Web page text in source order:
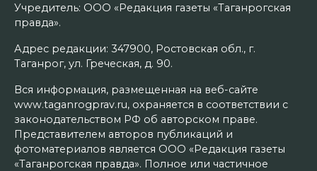
Учредитель: ООО «Редакция газеты «Таганрогская
правда».
Адрес редакции: 347900, Ростовская обл., г.
Таганрог, ул. Греческая, д. 90.
Вся информация, размещенная на веб-сайте
www.taganrogprav.ru, охраняется в соответствии с
законодательством РФ об авторском праве.
Представителем авторов публикаций и
фотоматериалов является ООО «Редакция газеты
«Таганрогская правда». Полное или частичное